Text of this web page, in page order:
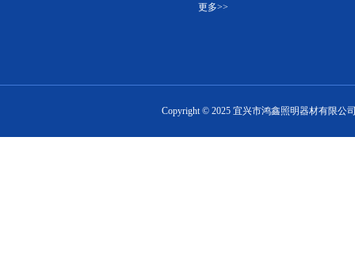
更多>>
Copyright © 2025 宜兴市鸿鑫照明器材有限公